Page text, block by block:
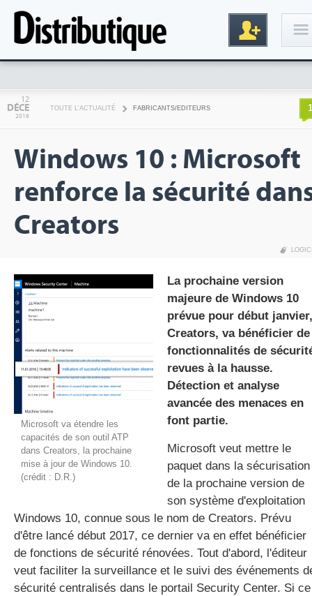
12
DÉCE
2016
TOUTE L'ACTUALITÉ FABRICANTS/EDITEURS 1
Windows 10 : Microsoft
renforce la sécurité
Creators
Microsoft va étendre les
capacités de son outil ATP
dans Creators, la prochaine
mise à jour de Windows 10.
(crédit : D.R.)
La prochaine version
majeure de Windows 10
prévue pour début janvier,
Creators, va bénéficier de
fonctionnalités de
revues à la hausse.
Détection et analyse
avancée des menaces en
font partie.
Microsoft veut mettre le
paquet dans la sécurisation
de la prochaine version de
son système d'exploitation
Windows 10, connue sous le nom de Creators. Prévu
d'être lancé début 2017, ce dernier va en effet bénéficier
de fonctions de sécurité rénovées. Tout d'abord, l'éditeur
veut faciliter la surveillance et le suivi des événements
sécurité centralisés dans le portail Security Center. Si ce